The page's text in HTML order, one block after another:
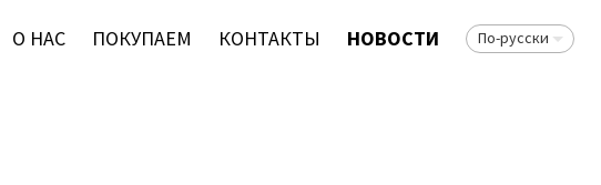
О НАС ПОКУПАЕМ КОНТАКТЫ НОВОСТИ По-русски